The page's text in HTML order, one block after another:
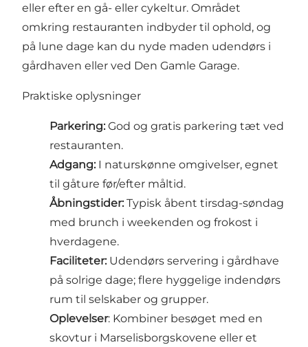
eller efter en gå- eller cykeltur. Området
omkring restauranten indbyder til ophold, og
på lune dage kan du nyde maden udendørs i
gårdhaven eller ved Den Gamle Garage.
Praktiske oplysninger
Parkering: God og gratis parkering tæt ved
restauranten.
Adgang: I naturskønne omgivelser, egnet
til gåture før/efter måltid.
Åbningstider: Typisk åbent tirsdag-søndag
med brunch i weekenden og frokost i
hverdagene.
Faciliteter: Udendørs servering i gårdhave
på solrige dage; flere hyggelige indendørs
rum til selskaber og grupper.
Oplevelser: Kombiner besøget med en
skovtur i Marselisborgskovene eller et